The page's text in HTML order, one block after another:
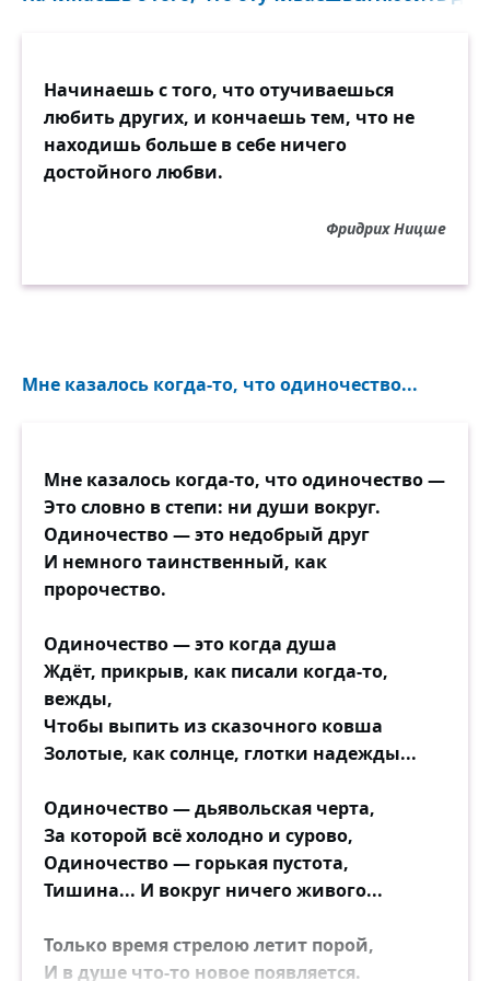
Начинаешь с того, что отучиваешься
любить других, и кончаешь тем, что не
находишь больше в себе ничего
достойного любви.
Фридрих Ницше
Мне казалось когда-то, что одиночество...
Мне казалось когда-то, что одиночество —
Это словно в степи: ни души вокруг.
Одиночество — это недобрый друг
И немного таинственный, как
пророчество.
Одиночество — это когда душа
Ждёт, прикрыв, как писали когда-то,
вежды,
Чтобы выпить из сказочного ковша
Золотые, как солнце, глотки надежды...
Одиночество — дьявольская черта,
За которой всё холодно и сурово,
Одиночество — горькая пустота,
Тишина... И вокруг ничего живого...
Только время стрелою летит порой,
И в душе что-то новое появляется.